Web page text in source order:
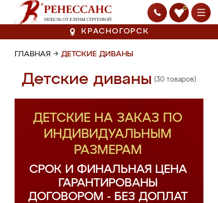
0
КРАСНОГОРСК
ГЛАВНАЯ → ДЕТСКИЕ ДИВАНЫ
Детские диваны (30 товаров)
ДЕТСКИЕ НА ЗАКАЗ ПО
ИНДИВИДУАЛЬНЫМ
РАЗМЕРАМ
СРОК И ФИНАЛЬНАЯ ЦЕНА
ГАРАНТИРОВАНЫ
ДОГОВОРОМ - БЕЗ ДОПЛАТ